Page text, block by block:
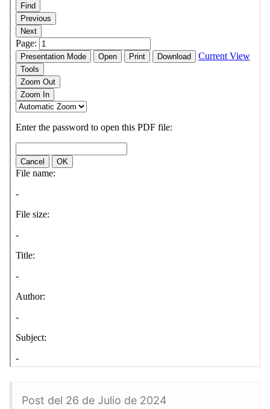
Post del 26 de Julio de 2024